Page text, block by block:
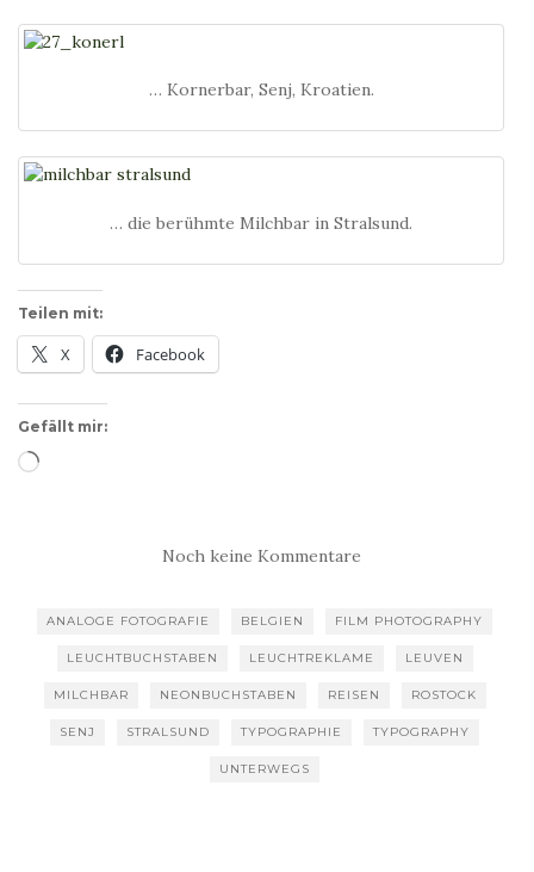
… Kornerbar, Senj, Kroatien.
… die berühmte Milchbar in Stralsund.
Teilen mit:
X Facebook
Gefällt mir:
Wird
Noch keine Kommentare
ANALOGE FOTOGRAFIE BELGIEN FILM PHOTOGRAPHY
LEUCHTBUCHSTABEN LEUCHTREKLAME LEUVEN
MILCHBAR NEONBUCHSTABEN REISEN ROSTOCK
SENJ STRALSUND TYPOGRAPHIE TYPOGRAPHY
UNTERWEGS